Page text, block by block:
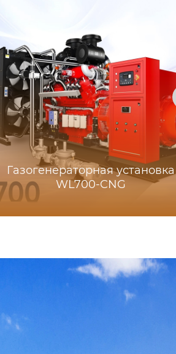
Газогенераторная установка
WL700-CNG